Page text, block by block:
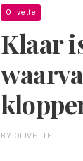
Olivette
Klaar
BY OLIVETTE